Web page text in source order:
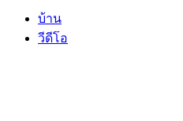
บ้าน
วีดีโอ